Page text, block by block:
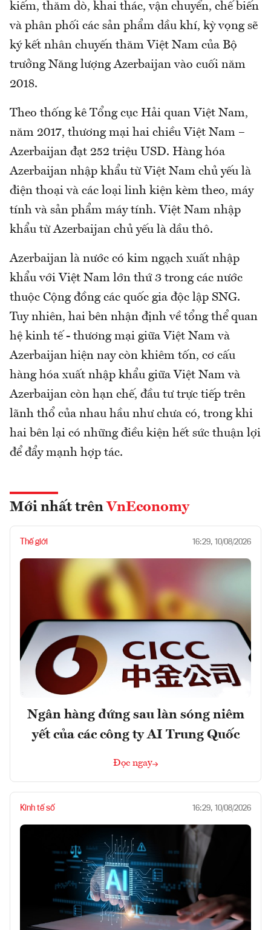
kiếm, thăm dò, khai thác, vận chuyển, chế biến
và phân phối các sản phẩm dầu khí, kỳ vọng sẽ
ký kết nhân chuyến thăm Việt Nam của Bộ
trưởng Năng lượng Azerbaijan vào cuối năm
2018.
Theo thống kê Tổng cục Hải quan Việt Nam,
năm 2017, thương mại hai chiều Việt Nam –
Azerbaijan đạt 252 triệu USD. Hàng hóa
Azerbaijan nhập khẩu từ Việt Nam chủ yếu là
điện thoại và các loại linh kiện kèm theo, máy
tính và sản phẩm máy tính. Việt Nam nhập
khẩu từ Azerbaijan chủ yếu là dầu thô.
Azerbaijan là nước có kim ngạch xuất nhập
khẩu với Việt Nam lớn thứ 3 trong các nước
thuộc Cộng đồng các quốc gia độc lập SNG.
Tuy nhiên, hai bên nhận định về tổng thể quan
hệ kinh tế - thương mại giữa Việt Nam và
Azerbaijan hiện nay còn khiêm tốn, cơ cấu
hàng hóa xuất nhập khẩu giữa Việt Nam và
Azerbaijan còn hạn chế, đầu tư trực tiếp trên
lãnh thổ của nhau hầu như chưa có, trong khi
hai bên lại có những điều kiện hết sức thuận lợi
để đẩy mạnh hợp tác.
Mới nhất trên VnEconomy
Thế giới 16:29, 10/08/2026
Ngân hàng đứng sau làn sóng niêm
yết của các công ty AI Trung Quốc
Đọc ngay
Kinh tế số 16:29, 10/08/2026